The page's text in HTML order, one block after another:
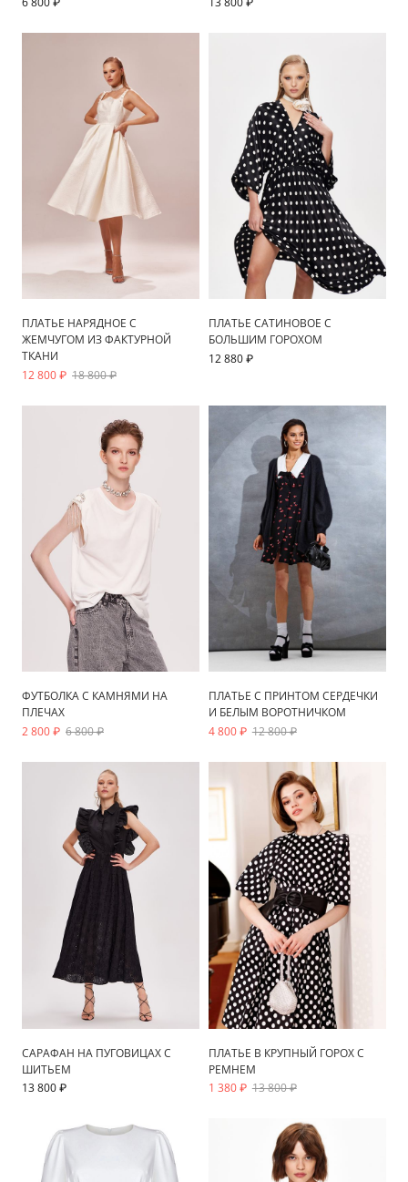
ПЛАТЬЕ НАРЯДНОЕ С
ЖЕМЧУГОМ ИЗ ФАКТУРНОЙ
ТКАНИ
12 800 ₽ 18 800 ₽
ПЛАТЬЕ САТИНОВОЕ С
БОЛЬШИМ ГОРОХОМ
12 880 ₽
ФУТБОЛКА С КАМНЯМИ НА
ПЛЕЧАХ
2 800 ₽ 6 800 ₽
ПЛАТЬЕ С ПРИНТОМ СЕРДЕЧКИ
И БЕЛЫМ ВОРОТНИЧКОМ
4 800 ₽ 12 800 ₽
САРАФАН НА ПУГОВИЦАХ С
ШИТЬЕМ
13 800 ₽
ПЛАТЬЕ В КРУПНЫЙ ГОРОХ С
РЕМНЕМ
1 380 ₽ 13 800 ₽